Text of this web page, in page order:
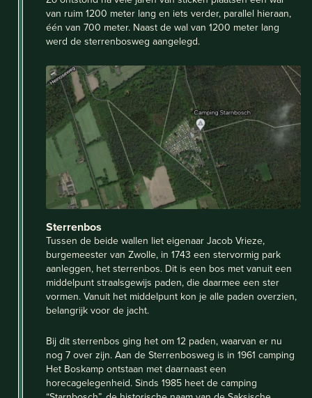
van ruim 1200 meter lang en iets verder, parallel hieraan,
één van 700 meter. Naast de wal van 1200 meter lang
werd de sterrenbosweg aangelegd.
Sterrenbos
Tussen de beide wallen liet eigenaar Jacob Vrieze,
burgemeester van Zwolle, in 1743 een stervormig park
aanleggen, het sterrenbos. Dit is een bos met vanuit een
middelpunt straalsgewijs paden, die daarmee een ster
vormen. Vanuit het middelpunt kon je alle paden overzien,
belangrijk voor de jacht.
Bij dit sterrenbos ging het om 12 paden, waarvan er nu
nog 7 over zijn. Aan de Sterrenbosweg is in 1961 camping
Het Boskamp ontstaan met daarnaast een
horecagelegenheid. Sinds 1985 heet de camping